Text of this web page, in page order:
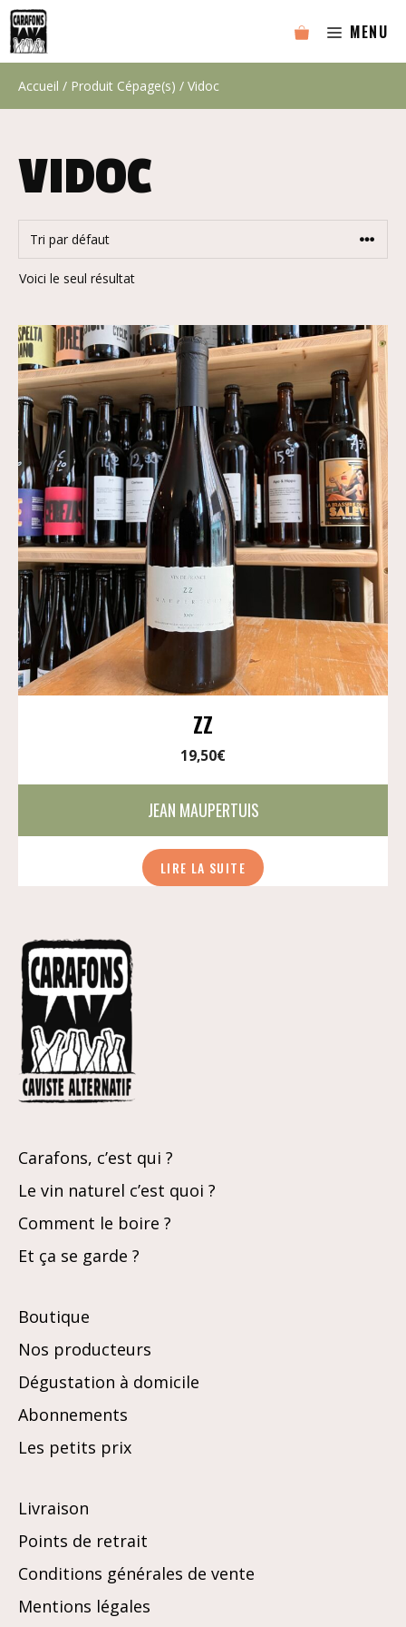
Aller
au
contenu
MENU
Accueil / Produit Cépage(s) / Vidoc
VIDOC
Voici le seul résultat
ZZ
19,50€
JEAN MAUPERTUIS
LIRE LA SUITE
Carafons, c’est qui ?
Le vin naturel c’est quoi ?
Comment le boire ?
Et ça se garde ?
Boutique
Nos producteurs
Dégustation à domicile
Abonnements
Les petits prix
Livraison
Points de retrait
Conditions générales de vente
Mentions légales